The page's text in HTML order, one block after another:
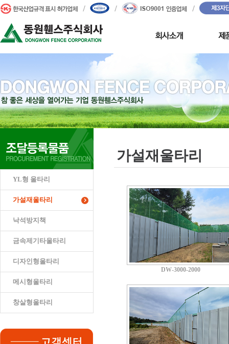
YL형 울타리
가설재울타리
낙석방지책
금속제기타울타리
디자인형울타리
메시형울타리
창살형울타리
가설재울타리
DW-3000-2000